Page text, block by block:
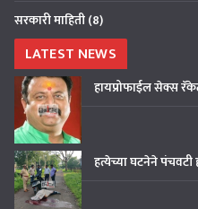
सरकारी माहिती(8)
LATEST NEWS
हायप्रोफाईल सेक्स
हत्येच्या घटनेने पंचवटी